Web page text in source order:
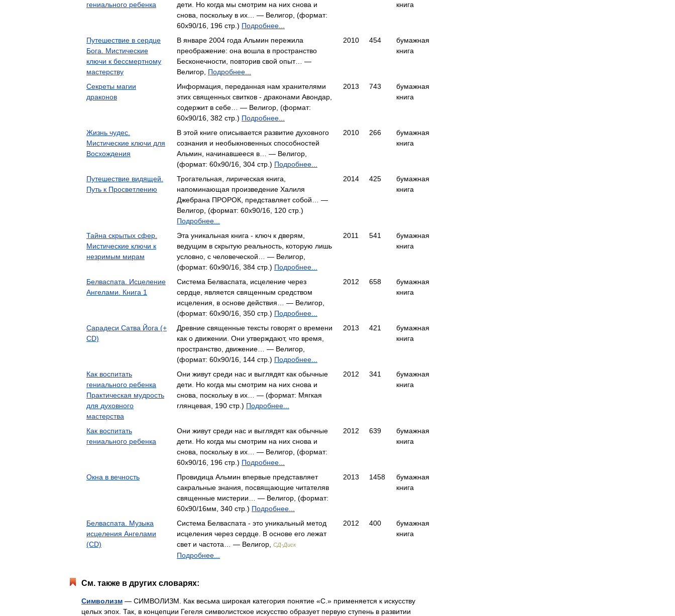
гениального ребенка
дети. Но когда мы смотрим на них снова и
снова, поскольку в их… — Велигор, (формат:
60x90/16, 196 стр.) Подробнее...
книга
Путешествие в сердце
Бога. Мистические
ключи к бессмертному
мастерству
В январе 2004 года Альмин пережила
преображение: она вошла в пространство
Бесконечности, повторив свой опыт… —
Велигор, Подробнее...
2010 454
бумажная
книга
Секреты магии
драконов
Информация, переданная нам хранителями
этих священных свитков - драконами Авондар,
содержит в себе… — Велигор, (формат:
60x90/16, 382 стр.) Подробнее...
2013 743
бумажная
книга
Жизнь чудес.
Мистические ключи для
Восхождения
В этой книге описывается развитие духовного
сознания и необыкновенных способностей
Альмин, начинавшееся в… — Велигор,
(формат: 60x90/16, 304 стр.) Подробнее...
2010 266
бумажная
книга
Путешествие видящей.
Путь к Просветлению
Трогательная, лирическая книга,
напоминающая произведение Халиля
Джебрана ПРОРОК, представляет собой… —
Велигор, (формат: 60x90/16, 120 стр.)
Подробнее...
2014 425
бумажная
книга
Тайна скрытых сфер.
Мистические ключи к
незримым мирам
Эта уникальная книга - ключ к дверям,
ведущим в скрытую реальность, которую лишь
условно, с человеческой… — Велигор,
(формат: 60x90/16, 384 стр.) Подробнее...
2011 541
бумажная
книга
Белваспата. Исцеление
Ангелами. Книга 1
Система Белваспата, исцеление через
сердце, является священным средством
исцеления, в основе действия… — Велигор,
(формат: 60x90/16, 350 стр.) Подробнее...
2012 658
бумажная
книга
Сарадеси Сатва Йога (+
CD)
Древние священные тексты говорят о времени
как о движении. Они утверждают, что время,
пространство, движение… — Велигор,
(формат: 60x90/16, 144 стр.) Подробнее...
2013 421
бумажная
книга
Как воспитать
гениального ребенка
Практическая мудрость
для духовного
мастерства
Они живут среди нас и выглядят как обычные
дети. Но когда мы смотрим на них снова и
снова, поскольку в их… — (формат: Мягкая
глянцевая, 190 стр.) Подробнее...
2012 341
бумажная
книга
Как воспитать
гениального ребенка
Они живут среди нас и выглядят как обычные
дети. Но когда мы смотрим на них снова и
снова, поскольку в их… — Велигор, (формат:
60x90/16, 196 стр.) Подробнее...
2012 639
бумажная
книга
Окна в вечность
Провидица Альмин впервые представляет
сакральные знания, посвящающие читателяв
священные мистерии… — Велигор, (формат:
60x90/16мм, 340 стр.) Подробнее...
2013 1458
бумажная
книга
Белваспата. Музыка
исцеления Ангелами
(CD)
Система Белваспата - это уникальный метод
исцеления через сердце. В основе его лежат
свет и частота… — Велигор,
СД-Диск
Подробнее...
2012 400
бумажная
книга
См. также в других словарях:
Символизм — СИМВОЛИЗМ. Как весьма широкая категория понятие «С.» применяется к искусству
целых эпох. Так, в концепции Гегеля символистское искусство образует первую ступень в развитии